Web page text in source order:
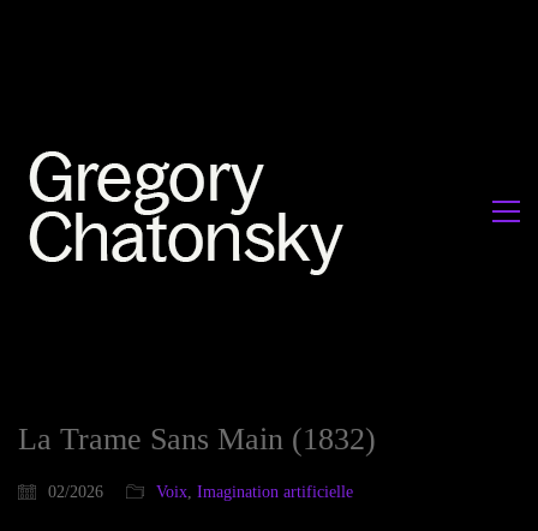
La Trame Sans Main (1832)
02/2026 Voix, Imagination artificielle